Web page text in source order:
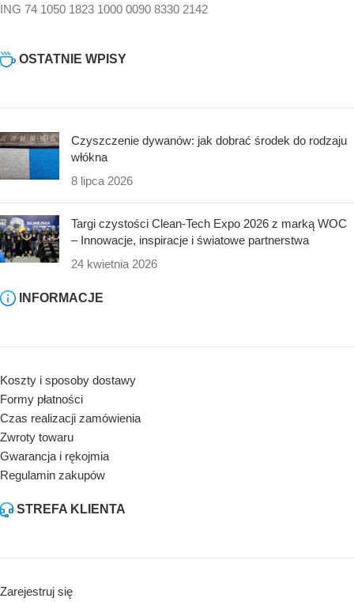
ING 74 1050 1823 1000 0090 8330 2142
OSTATNIE WPISY
Czyszczenie dywanów: jak dobrać środek do rodzaju
włókna
8 lipca 2026
Targi czystości Clean-Tech Expo 2026 z marką WOC
– Innowacje, inspiracje i światowe partnerstwa
24 kwietnia 2026
INFORMACJE
Koszty i sposoby dostawy
Formy płatności
Czas realizacji zamówienia
Zwroty towaru
Gwarancja i rękojmia
Regulamin zakupów
STREFA KLIENTA
Zarejestruj się